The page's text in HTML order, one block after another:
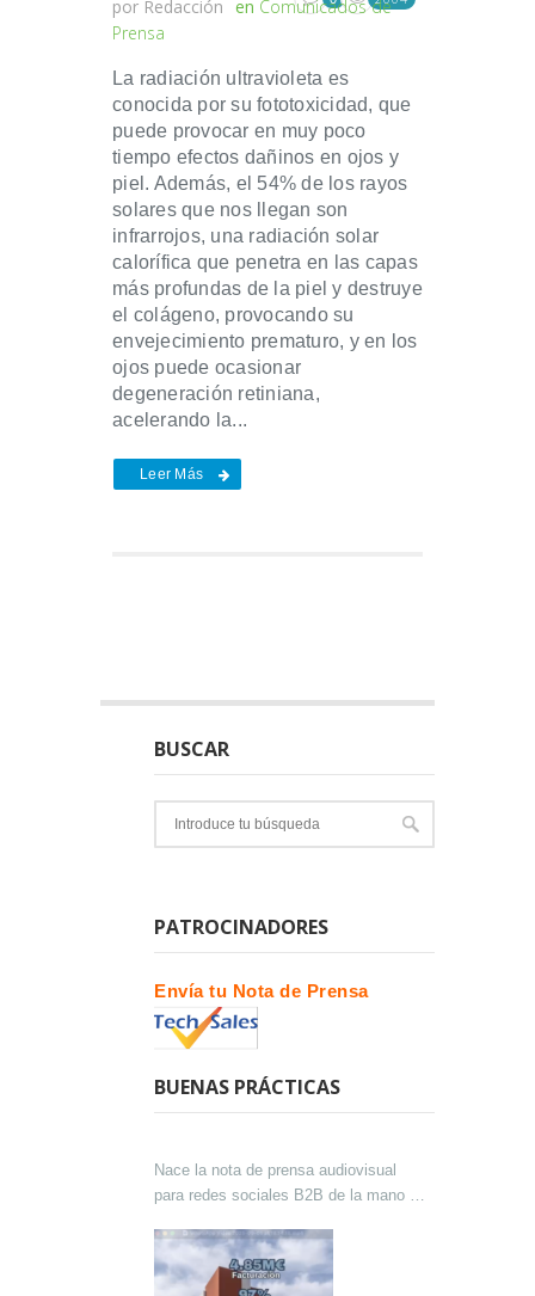
por Redacción en Comunicados de
Prensa
La radiación ultravioleta es
conocida por su fototoxicidad, que
puede provocar en muy poco
tiempo efectos dañinos en ojos y
piel. Además, el 54% de los rayos
solares que nos llegan son
infrarrojos, una radiación solar
calorífica que penetra en las capas
más profundas de la piel y destruye
el colágeno, provocando su
envejecimiento prematuro, y en los
ojos puede ocasionar
degeneración retiniana,
acelerando la...
Leer Más
BUSCAR
PATROCINADORES
Envía tu Nota de Prensa
BUENAS PRÁCTICAS
Nace la nota de prensa audiovisual
para redes sociales B2B de la mano de